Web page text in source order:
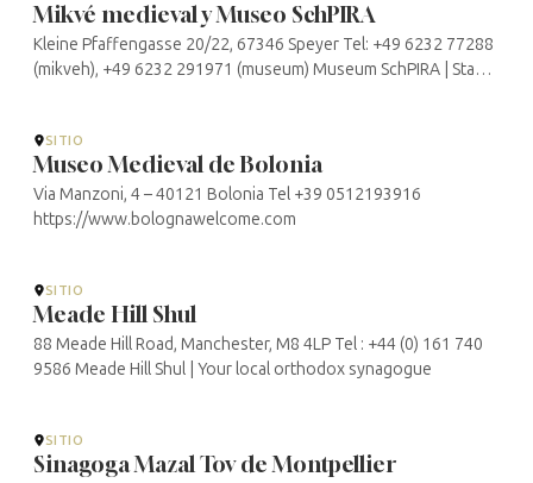
Mikvé medieval y Museo SchPIRA
Kleine Pfaffengasse 20/22, 67346 Speyer Tel: +49 6232 77288
(mikveh), +49 6232 291971 (museum) Museum SchPIRA | Stadt
SITIO
Museo Medieval de Bolonia
Via Manzoni, 4 – 40121 Bolonia Tel +39 0512193916
https://www.bolognawelcome.com
SITIO
Meade Hill Shul
88 Meade Hill Road, Manchester, M8 4LP Tel : +44 (0) 161 740
9586 Meade Hill Shul | Your local orthodox synagogue
SITIO
Sinagoga Mazal Tov de Montpellier